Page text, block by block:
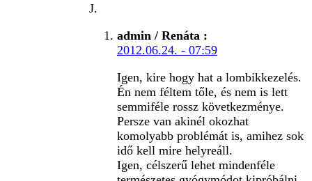
J.
admin / Renáta :
2012.06.24. - 07:59
Igen, kire hogy hat a lombikkezelés.
Én nem féltem tőle, és nem is lett
semmiféle rossz következménye.
Persze van akinél okozhat
komolyabb problémát is, amihez sok
idő kell mire helyreáll.
Igen, célszerű lehet mindenféle